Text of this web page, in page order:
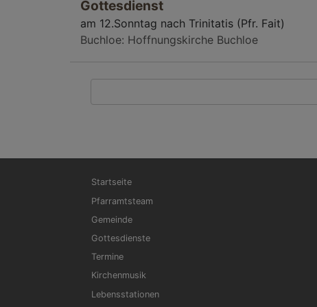
Gottesdienst
am 12.Sonntag nach Trinitatis (Pfr. Fait)
Buchloe Hoffnungskirche Buchloe
Hauptnavigation
Startseite
Pfarramtsteam
Gemeinde
Gottesdienste
Termine
Kirchenmusik
Lebensstationen